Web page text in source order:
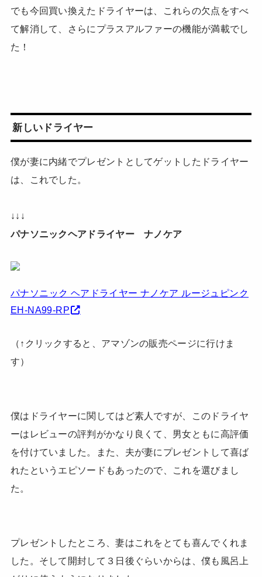
でも今回買い換えたドライヤーは、これらの欠点をすべ
て解消して、さらにプラスアルファーの機能が満載でし
た！
新しいドライヤー
僕が妻に内緒でプレゼントとしてゲットしたドライヤー
は、これでした。
↓↓↓
パナソニックヘアドライヤー ナノケア
パナソニック ヘアドライヤー ナノケア ルージュピンク
EH-NA99-RP
（↑クリックすると、アマゾンの販売ページに行けま
す）
僕はドライヤーに関してはど素人ですが、このドライヤ
ーはレビューの評判がかなり良くて、男女ともに高評価
を付けていました。また、夫が妻にプレゼントして喜ば
れたというエピソードもあったので、これを選びまし
た。
プレゼントしたところ、妻はこれをとても喜んでくれま
した。そして開封して３日後ぐらいからは、僕も風呂上